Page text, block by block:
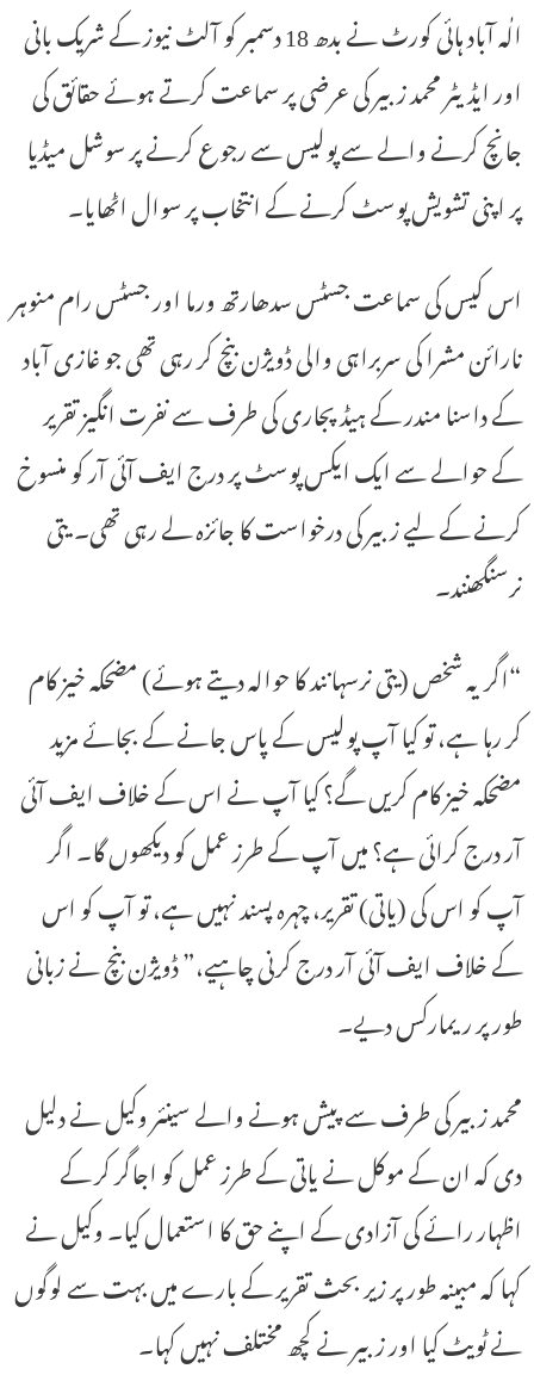
الٰہ آباد ہائی کورٹ نے بدھ 18 دسمبر کو آلٹ نیوز کے شریک بانی
اور ایڈیٹر محمد زبیر کی عرضی پر سماعت کرتے ہوئے حقائق کی
جانچ کرنے والے سے پولیس سے رجوع کرنے پر سوشل میڈیا
پر اپنی تشویش پوسٹ کرنے کے انتخاب پر سوال اٹھایا۔
اس کیس کی سماعت جسٹس سدھارتھ ورما اور جسٹس رام منوہر
نارائن مشرا کی سربراہی والی ڈویژن بنچ کر رہی تھی جو غازی آباد
کے داسنا مندر کے ہیڈ پجاری کی طرف سے نفرت انگیز تقریر
کے حوالے سے ایک ایکس پوسٹ پر درج ایف آئی آر کو منسوخ
کرنے کے لیے زبیر کی درخواست کا جائزہ لے رہی تھی۔ یتی
نرسنگھنند۔
“اگر یہ شخص (یتی نرسہانند کا حوالہ دیتے ہوئے) مضحکہ خیز کام
کر رہا ہے، تو کیا آپ پولیس کے پاس جانے کے بجائے مزید
مضحکہ خیز کام کریں گے؟ کیا آپ نے اس کے خلاف ایف آئی
آر درج کرائی ہے؟ میں آپ کے طرز عمل کو دیکھوں گا۔ اگر
آپ کو اس کی (یاتی) تقریر، چہرہ پسند نہیں ہے، تو آپ کو اس
کے خلاف ایف آئی آر درج کرنی چاہیے،” ڈویژن بنچ نے زبانی
طور پر ریمارکس دیے۔
محمد زبیر کی طرف سے پیش ہونے والے سینئر وکیل نے دلیل
دی کہ ان کے موکل نے یاتی کے طرز عمل کو اجاگر کر کے
اظہار رائے کی آزادی کے اپنے حق کا استعمال کیا۔ وکیل نے
کہا کہ مبینہ طور پر زیر بحث تقریر کے بارے میں بہت سے لوگوں
نے ٹویٹ کیا اور زبیر نے کچھ مختلف نہیں کہا۔